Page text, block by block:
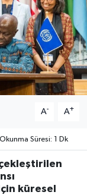
A- A+
Okunma Süresi: 1 Dk
küresel